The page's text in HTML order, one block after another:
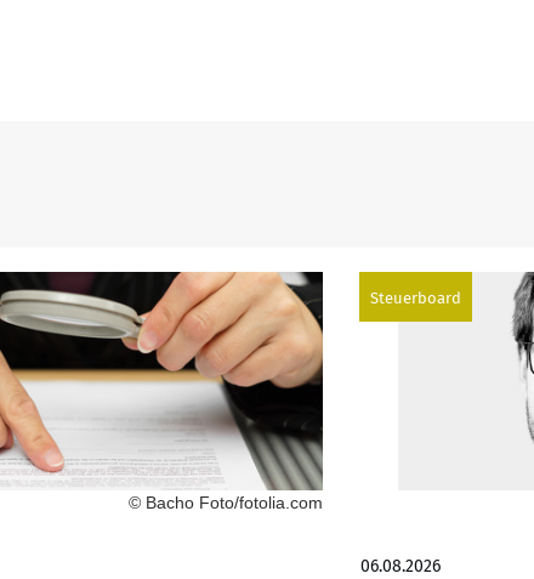
© Bacho Foto/fotolia.com
Steuerboard
06.08.2026